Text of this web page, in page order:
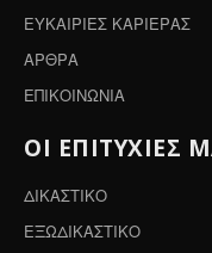
ΕΥΚΑΙΡΙΕΣ ΚΑΡΙΕΡΑΣ
ΑΡΘΡΑ
ΕΠΙΚΟΙΝΩΝΙΑ
ΟΙ ΕΠΙΤΥΧΙΕΣ
ΔΙΚΑΣΤΙΚΟ
ΕΞΩΔΙΚΑΣΤΙΚΟ